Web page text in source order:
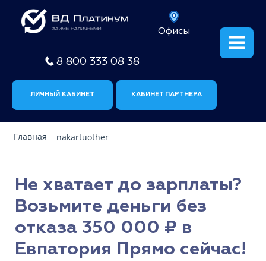
Офисы
8 800 333 08 38
ЛИЧНЫЙ КАБИНЕТ КАБИНЕТ ПАРТНЕРА
Главная nakartuother
Не хватает до зарплаты?
Возьмите деньги без
отказа 350 000 ₽ в
Евпатория Прямо сейчас!